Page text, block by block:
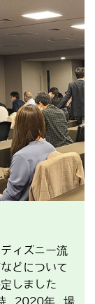
ィズニー流
どについて
しました
時 2020年 場